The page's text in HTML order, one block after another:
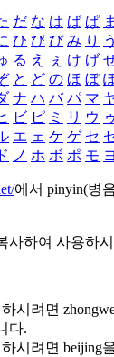
だ な は ば ぱ ま
ひ び ぴ み り う
る え ぇ け げ
と ど の ほ ぼ
ナ ハ バ パ マ
ビ ピ ミ リ ウ ゥ
エ ェ ケ ゲ セ
ド ノ ホ ボ ポ モ ヨ
에서 pinyin(병
사하여 사용하
시려면
다.
시려면 beijing